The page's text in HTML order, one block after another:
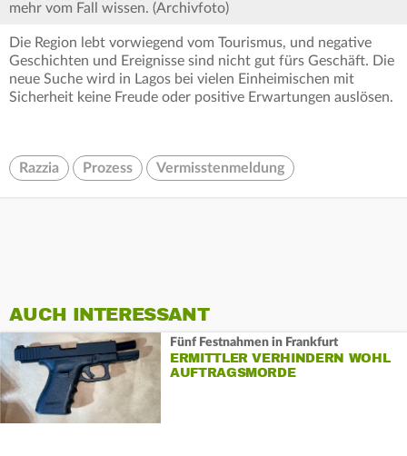
mehr vom Fall wissen. (Archivfoto)
Die Region lebt vorwiegend vom Tourismus, und negative
Geschichten und Ereignisse sind nicht gut fürs Geschäft. Die
neue Suche wird in Lagos bei vielen Einheimischen mit
Sicherheit keine Freude oder positive Erwartungen auslösen.
Razzia Prozess Vermisstenmeldung
AUCH INTERESSANT
Fünf Festnahmen in Frankfurt
ERMITTLER VERHINDERN WOHL
AUFTRAGSMORDE